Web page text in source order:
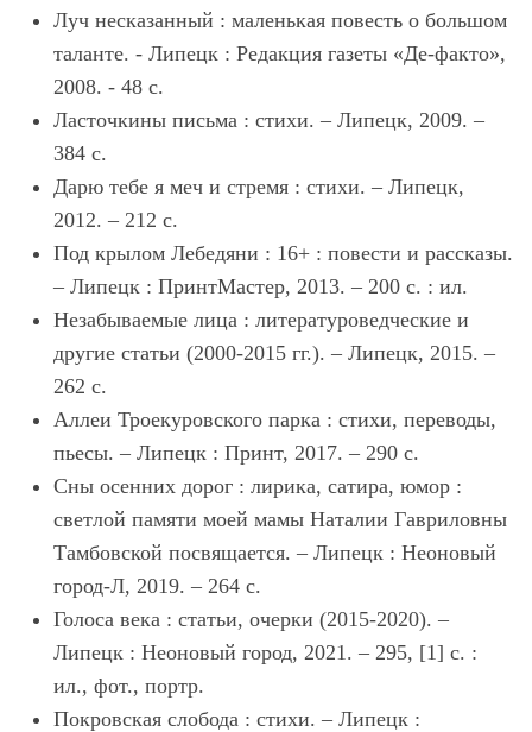
Луч несказанный : маленькая повесть о большом
таланте. - Липецк : Редакция газеты «Де-факто»,
2008. - 48 c.
Ласточкины письма : стихи. – Липецк, 2009. –
384 с.
Дарю тебе я меч и стремя : стихи. – Липецк,
2012. – 212 с.
Под крылом Лебедяни : 16+ : повести и рассказы.
– Липецк : ПринтМастер, 2013. – 200 с. : ил.
Незабываемые лица : литературоведческие и
другие статьи (2000-2015 гг.). – Липецк, 2015. –
262 с.
Аллеи Троекуровского парка : стихи, переводы,
пьесы. – Липецк : Принт, 2017. – 290 с.
Сны осенних дорог : лирика, сатира, юмор :
светлой памяти моей мамы Наталии Гавриловны
Тамбовской посвящается. – Липецк : Неоновый
город-Л, 2019. – 264 с.
Голоса века : статьи, очерки (2015-2020). –
Липецк : Неоновый город, 2021. – 295, [1] с. :
ил., фот., портр.
Покровская слобода : стихи. – Липецк :